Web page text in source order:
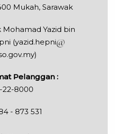
Mukah, Sarawak
Mohamad Yazid bin
(yazid.hepni
Pelanggan :
22-8000
- 873 531